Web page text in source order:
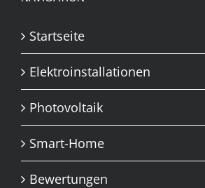
Startseite
Elektroinstallationen
Photovoltaik
Smart-Home
Bewertungen